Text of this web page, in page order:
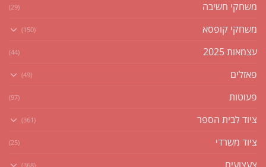
משחקי חשיבה (29)
משחקי קופסא (150)
עצמאות 2025 (44)
פאזלים (49)
פעוטות (97)
ציוד לבית הספר (361)
ציוד משרדי (25)
(368)